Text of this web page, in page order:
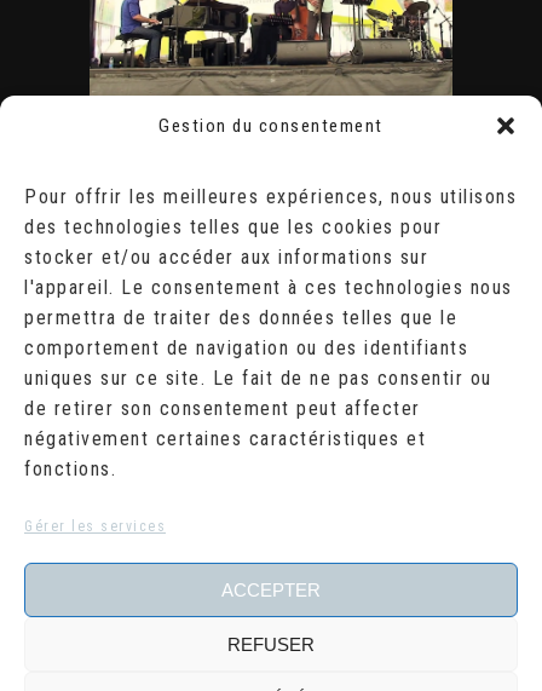
Gestion du consentement
Pour offrir les meilleures expériences, nous utilisons
des technologies telles que les cookies pour
stocker et/ou accéder aux informations sur
l'appareil. Le consentement à ces technologies nous
permettra de traiter des données telles que le
comportement de navigation ou des identifiants
uniques sur ce site. Le fait de ne pas consentir ou
de retirer son consentement peut affecter
négativement certaines caractéristiques et
fonctions.
Gérer les services
ACCEPTER
REFUSER
ÉVÈNEMENTS
AOÛT 2026
L M M J V S
D
1
2
3
4 5 6 7 8
9
10 11 12 13 14 15
16
17
18 19 20 21 22 23
24
25 26 27 28 29 30
« Juil
RECHERCHER
Search